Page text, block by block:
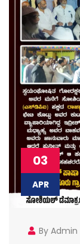
03
APR
By Admin